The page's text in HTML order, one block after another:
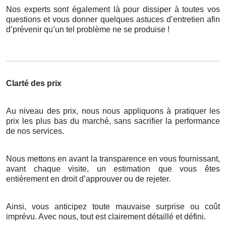
Nos experts sont également là pour dissiper à toutes vos
questions et vous donner quelques astuces d’entretien afin
d’prévenir qu’un tel problème ne se produise !
Clarté des prix
Au niveau des prix, nous nous appliquons à pratiquer les
prix les plus bas du marché, sans sacrifier la performance
de nos services.
Nous mettons en avant la transparence en vous fournissant,
avant chaque visite, un estimation que vous êtes
entièrement en droit d’approuver ou de rejeter.
Ainsi, vous anticipez toute mauvaise surprise ou coût
imprévu. Avec nous, tout est clairement détaillé et défini.